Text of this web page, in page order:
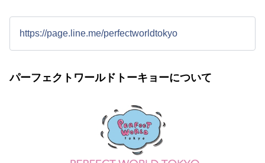
https://page.line.me/perfectworldtokyo
パーフェクトワールドトーキョーについて